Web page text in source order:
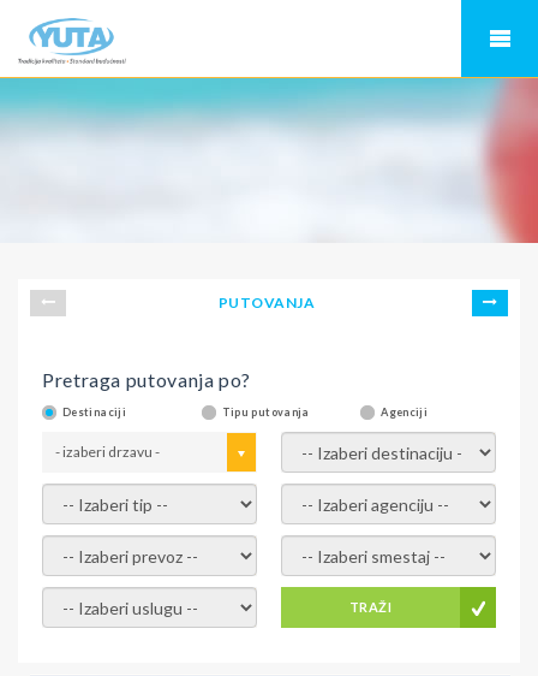
PUTOVANJA
Pretraga putovanja po?
Destinaciji Tipu putovanja Agenciji
- izaberi drzavu - - izaberi destinaciju -
- izaberi tip - - izaberi agenciju -
- izaberi prevoz - - Izaberite smestaj -
- Izaberite uslugu - TRAŽI